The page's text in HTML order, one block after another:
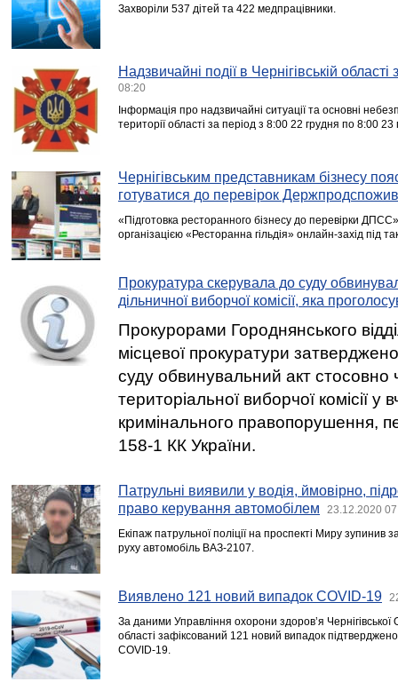
Захворіли 537 дітей та 422 медпрацівники.
Надзвичайні події в Чернігівській
08:20
Інформація про надзвичайні ситуації та основні
території області за період з 8:00 22 грудня по 8:00 23
Чернігівським представникам бізнесу
готуватися до перевірок
«Підготовка ресторанного бізнесу до перевірки
організацією «Ресторанна гільдія» онлайн-захід під
Прокуратура скерувала до суду
дільничної виборчої комісії, яка
Прокурорами Городнянського
місцевої прокуратури
суду обвинувальний акт стосовно
територіальної виборчої комісії у
кримінального правопорушення,
158-1 КК України.
Патрульні виявили у водія, ймовірно,
право керування автомобілем
23.12.2020
Екіпаж патрульної поліції на проспекті Миру
руху автомобіль ВАЗ-2107.
Виявлено 121 новий випадок COVID-19
За даними Управління охорони здоров’я
області зафіксований 121 новий випадок
COVID-19.